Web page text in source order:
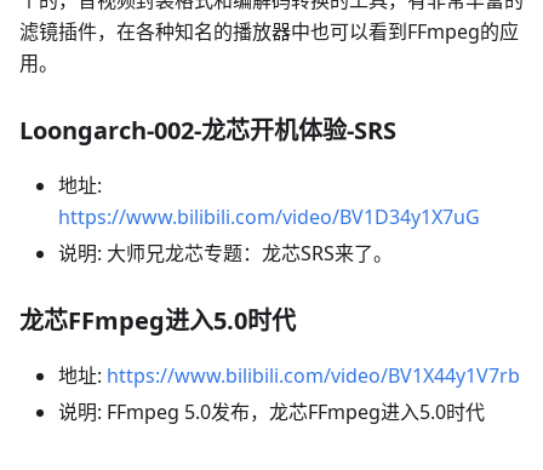
滤镜插件，在各种知名的播放器中也可以看到FFmpeg的应
用。
Loongarch-002-龙芯开机体验-SRS
地址:
https://www.bilibili.com/video/BV1D34y1X7uG
说明: 大师兄龙芯专题：龙芯SRS来了。
龙芯FFmpeg进入5.0时代
地址: https://www.bilibili.com/video/BV1X44y1V7rb
说明: FFmpeg 5.0发布，龙芯FFmpeg进入5.0时代